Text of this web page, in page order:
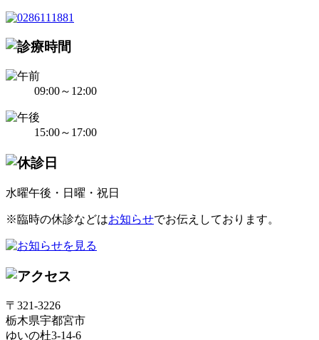
09:00～12:00
15:00～17:00
水曜午後・日曜・祝日
※臨時の休診などはお知らせでお伝えしております。
〒321-3226
栃木県宇都宮市
ゆいの杜3-14-6